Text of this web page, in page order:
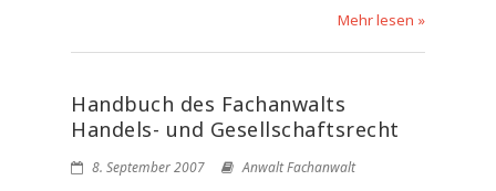
Mehr lesen »
Handbuch des Fachanwalts
Handels- und Gesellschaftsrecht
8. September 2007 Anwalt Fachanwalt